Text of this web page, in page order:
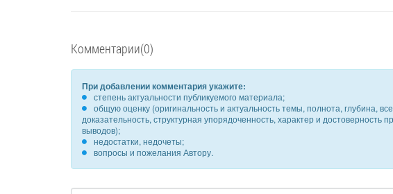
Комментарии(0)
При добавлении комментария укажите:
степень актуальности публикуемого материала;
общую оценку (оригинальность и актуальность темы, полнота, глубина,
доказательность, структурная упорядоченность, характер и
выводов);
недостатки, недочеты;
вопросы и пожелания Автору.